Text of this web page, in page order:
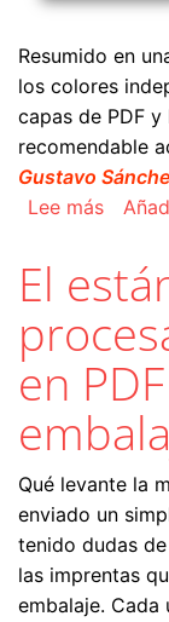
Resumido en
los colores
capas de PDF y
recomendable
Gustavo
Lee mássobre
El
en
Qué levante la
enviado un
tenido dudas
las imprentas
embalaje. Cada